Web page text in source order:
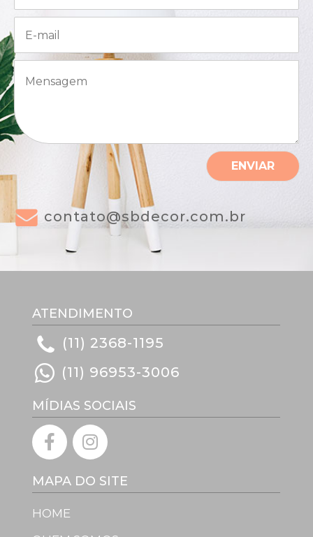
m
e
-
m
a
i
l
*
M
e
n
s
a
g
*
ENVIAR
contato@sbdecor.com.br
ATENDIMENTO
(11) 2368-1195
(11) 96953-3006
MÍDIAS SOCIAIS
MAPA DO SITE
HOME